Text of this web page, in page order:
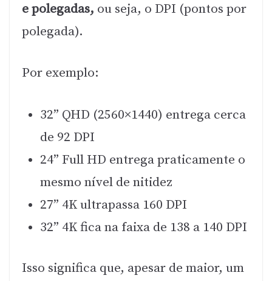
e polegadas, ou seja, o DPI (pontos por
polegada).
Por exemplo:
32” QHD (2560×1440) entrega cerca
de 92 DPI
24” Full HD entrega praticamente o
mesmo nível de nitidez
27” 4K ultrapassa 160 DPI
32” 4K fica na faixa de 138 a 140 DPI
Isso significa que, apesar de maior, um